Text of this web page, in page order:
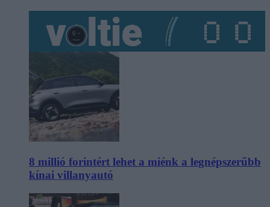
8 millió forintért lehet a miénk a legnépszerűbb
kínai villanyautó